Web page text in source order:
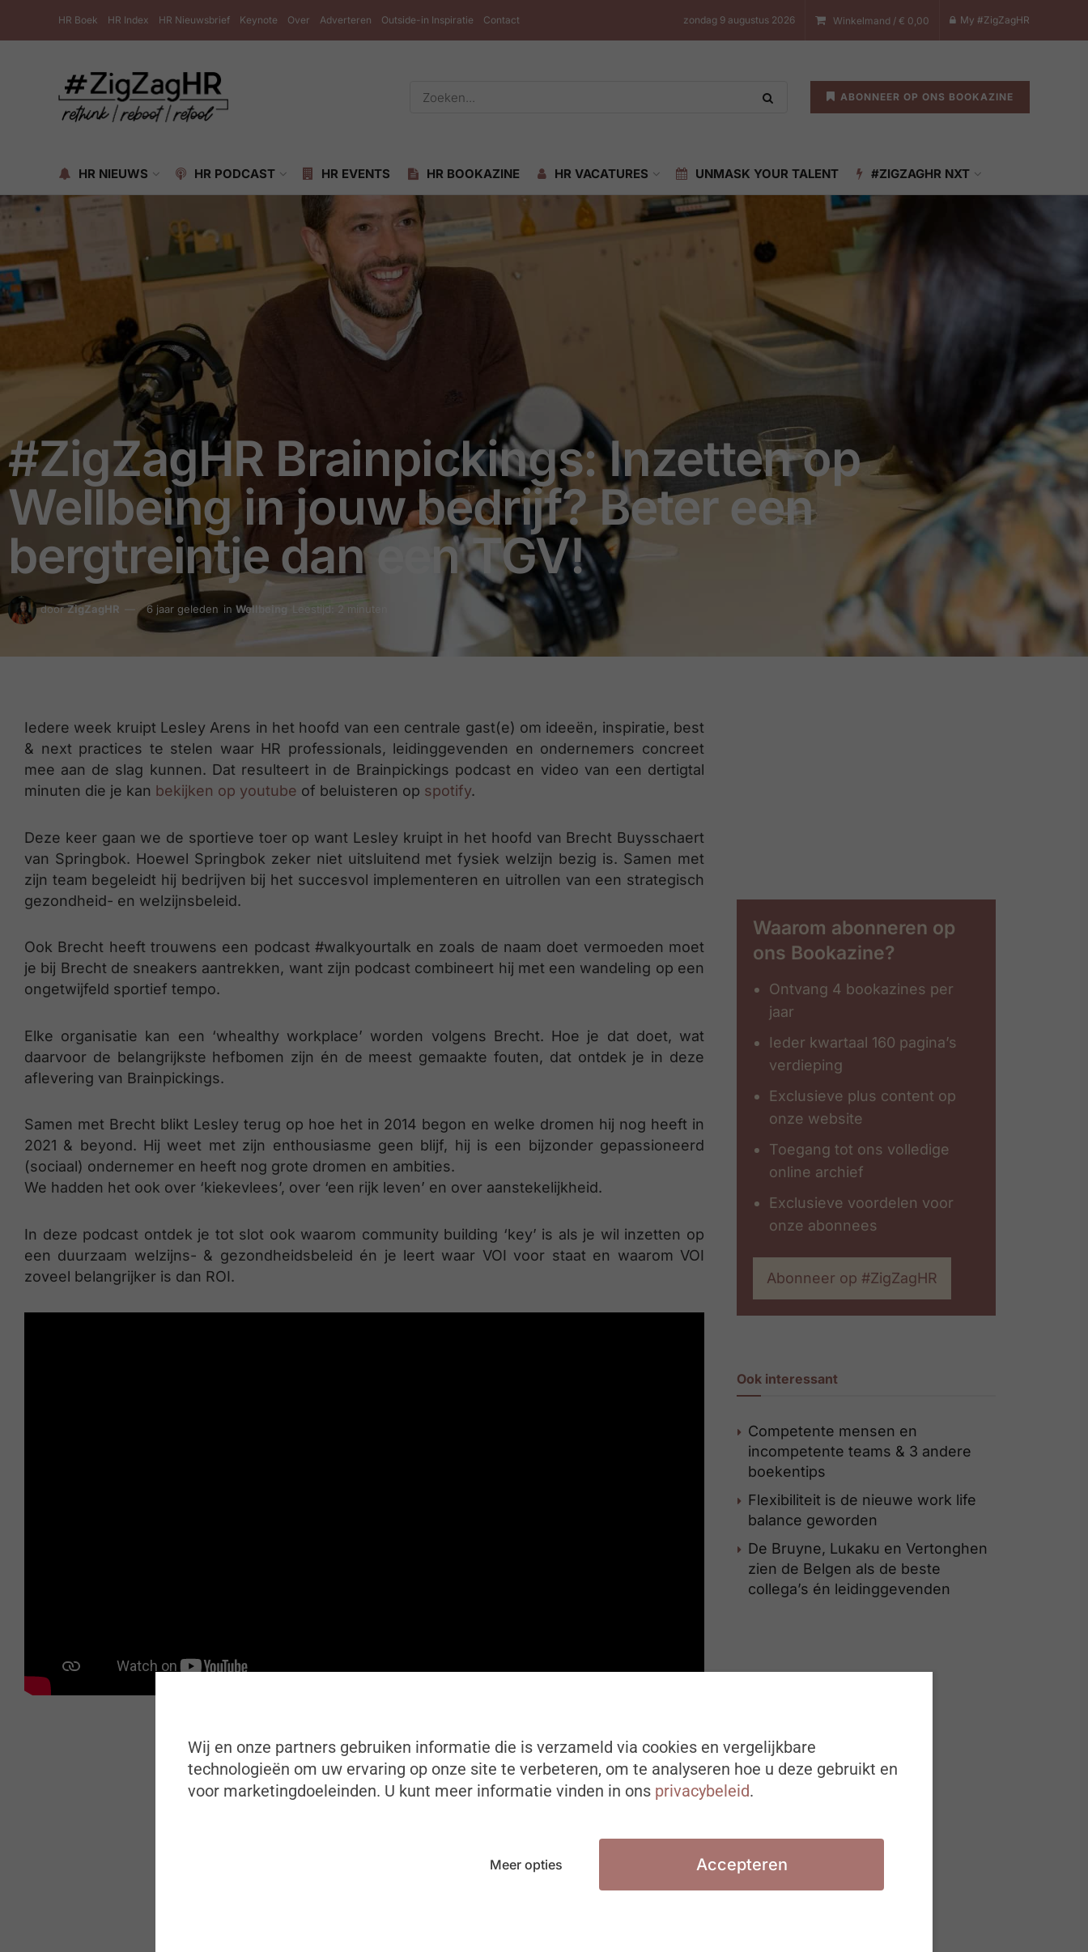
HR Boek HR Index HR Nieuwsbrief Keynote Over Adverteren Outside-in Inspiratie Contact zondag 9 augustus 2026 Winkelmand / € 0,00 My #ZigZagHR
ABONNEER OP ONS BOOKAZINE
HR NIEUWS HR PODCAST HR EVENTS HR BOOKAZINE HR VACATURES UNMASK YOUR TALENT #ZIGZAGHR NXT
#ZigZagHR Brainpickings: Inzetten op
Wellbeing in jouw bedrijf? Beter een
bergtreintje dan een TGV!
doorZigZagHR 6 jaar geleden in Wellbeing Leestijd: 2 minuten
Iedere week kruipt Lesley Arens in het hoofd van een centrale gast(e) om ideeën, inspiratie, best
& next practices te stelen waar HR professionals, leidinggevenden en ondernemers concreet
mee aan de slag kunnen. Dat resulteert in de Brainpickings podcast en video van een dertigtal
minuten die je kan bekijken op youtube of beluisteren op spotify.
Deze keer gaan we de sportieve toer op want Lesley kruipt in het hoofd van Brecht Buysschaert
van Springbok. Hoewel Springbok zeker niet uitsluitend met fysiek welzijn bezig is. Samen met
zijn team begeleidt hij bedrijven bij het succesvol implementeren en uitrollen van een strategisch
gezondheid- en welzijnsbeleid.
Ook Brecht heeft trouwens een podcast #walkyourtalk en zoals de naam doet vermoeden moet
je bij Brecht de sneakers aantrekken, want zijn podcast combineert hij met een wandeling op een
ongetwijfeld sportief tempo.
Elke organisatie kan een ‘whealthy workplace’ worden volgens Brecht. Hoe je dat doet, wat
daarvoor de belangrijkste hefbomen zijn én de meest gemaakte fouten, dat ontdek je in deze
aflevering van Brainpickings.
Samen met Brecht blikt Lesley terug op hoe het in 2014 begon en welke dromen hij nog heeft in
2021 & beyond. Hij weet met zijn enthousiasme geen blijf, hij is een bijzonder gepassioneerd
(sociaal) ondernemer en heeft nog grote dromen en ambities.
We hadden het ook over ‘kiekevlees’, over ‘een rijk leven’ en over aanstekelijkheid.
In deze podcast ontdek je tot slot ook waarom community building ‘key’ is als je wil inzetten op
een duurzaam welzijns- & gezondheidsbeleid én je leert waar VOI voor staat en waarom VOI
zoveel belangrijker is dan ROI.
Waarom abonneren op
ons Bookazine?
Ontvang 4 bookazines per
jaar
Ieder kwartaal 160 pagina’s
verdieping
Exclusieve plus content op
onze website
Toegang tot ons volledige
online archief
Exclusieve voordelen voor
onze abonnees
Abonneer op #ZigZagHR
Ook interessant
Competente mensen en
incompetente teams & 3 andere
boekentips
Flexibiliteit is de nieuwe work life
balance geworden
De Bruyne, Lukaku en Vertonghen
zien de Belgen als de beste
collega’s én leidinggevenden
Wij en onze partners gebruiken informatie die is verzameld via cookies en vergelijkbare
technologieën om uw ervaring op onze site te verbeteren, om te analyseren hoe u deze gebruikt en
voor marketingdoeleinden. U kunt meer informatie vinden in ons privacybeleid.
Meer opties Accepteren